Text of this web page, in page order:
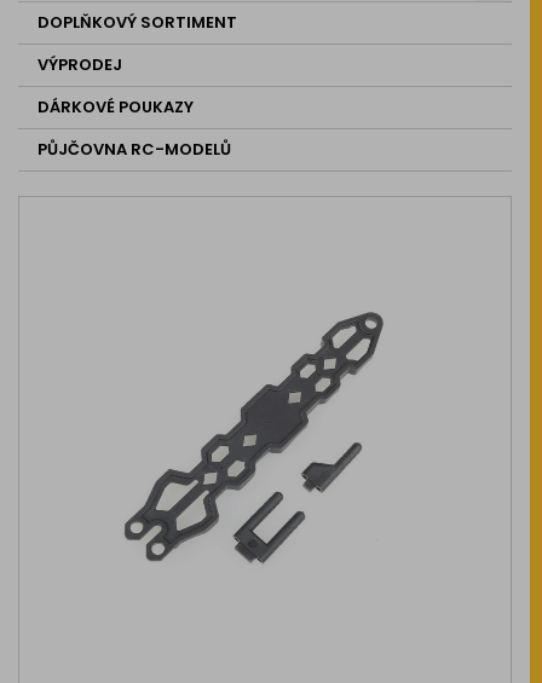
DOPLŇKOVÝ SORTIMENT
VÝPRODEJ
DÁRKOVÉ POUKAZY
PŮJČOVNA RC-MODELŮ